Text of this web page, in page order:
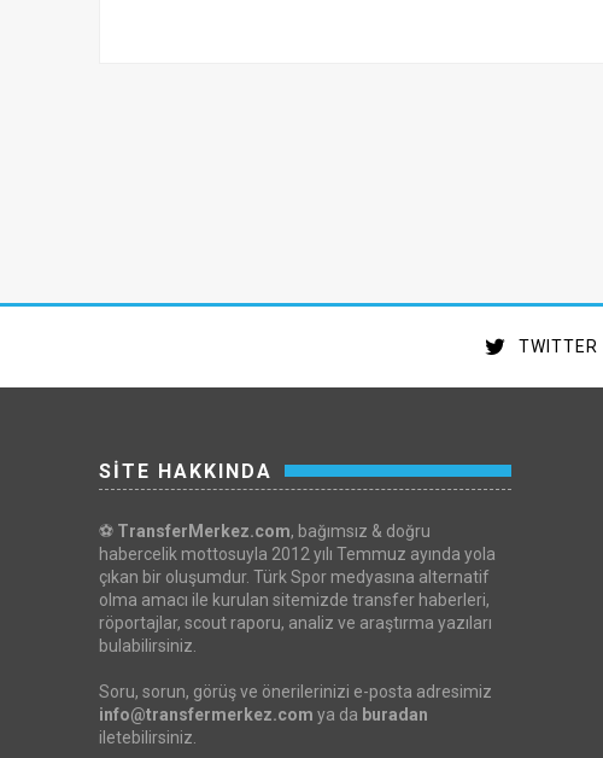
TWITTER
SİTE HAKKINDA
⚽ TransferMerkez.com, bağımsız & doğru
habercelik mottosuyla 2012 yılı Temmuz ayında yola
çıkan bir oluşumdur. Türk Spor medyasına alternatif
olma amacı ile kurulan sitemizde transfer haberleri,
röportajlar, scout raporu, analiz ve araştırma yazıları
bulabilirsiniz.
Soru, sorun, görüş ve önerilerinizi e-posta adresimiz
info@transfermerkez.com ya da buradan
iletebilirsiniz.